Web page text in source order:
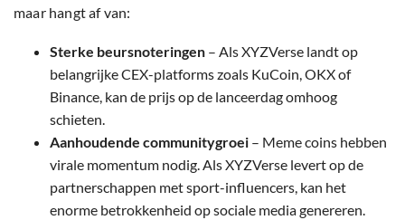
maar hangt af van:
Sterke beursnoteringen – Als XYZVerse landt op
belangrijke CEX-platforms zoals KuCoin, OKX of
Binance, kan de prijs op de lanceerdag omhoog
schieten.
Aanhoudende communitygroei – Meme coins hebben
virale momentum nodig. Als XYZVerse levert op de
partnerschappen met sport-influencers, kan het
enorme betrokkenheid op sociale media genereren.